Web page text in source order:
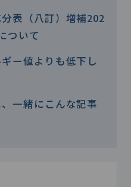
分表（八訂）増補202
ついて
ー値よりも低下し
一緒にこんな記事